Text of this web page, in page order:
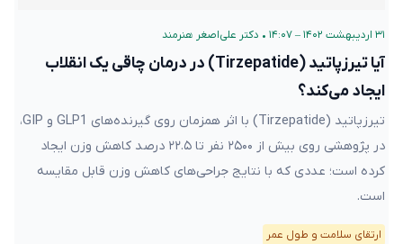
۳۱ اردیبهشت ۱۴۰۲ – ۱۴:۰۷ • دکتر علی‌اصغر هنرمند
آیا تیرزپاتید (Tirzepatide) در درمان چاقی یک انقلاب
ایجاد می‌کند؟
تیرزپاتید (Tirzepatide) با اثر همزمان روی گیرنده‌های GLP1 و GIP،
در پژوهشی روی بیش از ۲۵۰۰ نفر تا ۲۲.۵ درصد کاهش وزن ایجاد
کرده است؛ عددی که با نتایج جراحی‌های کاهش وزن قابل مقایسه
است.
ارتقای سلامت و طول عمر